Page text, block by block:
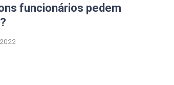
funcionários pedem